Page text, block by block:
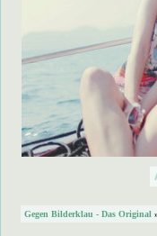
Gegen Bilderklau - Das Original